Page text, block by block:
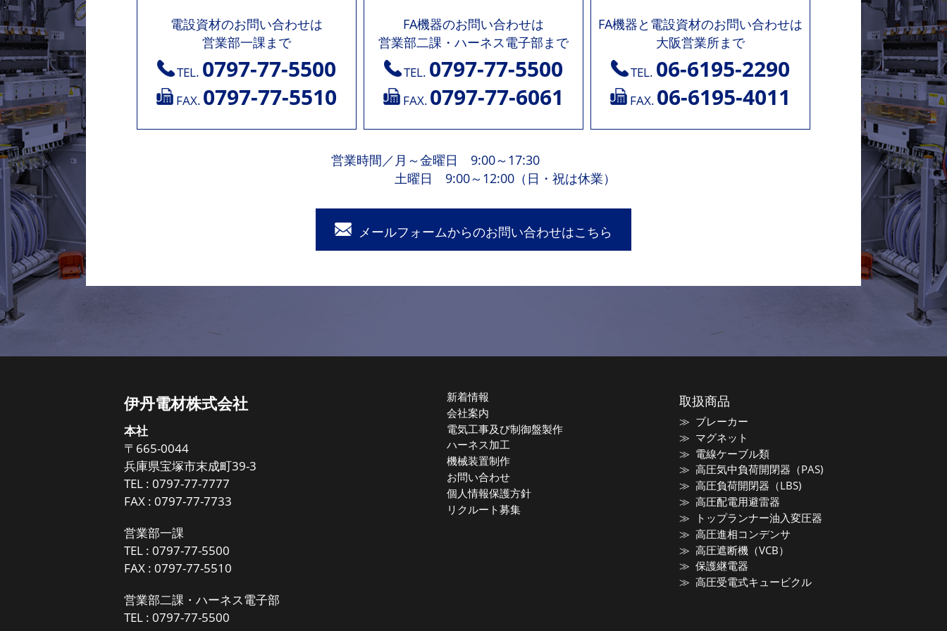
電設資材のお問い合わせは
営業部一課まで
TEL. 0797-77-5500
FAX. 0797-77-5510
FA機器のお問い合わせは
営業部二課・ハーネス電子部まで
TEL. 0797-77-5500
FAX. 0797-77-6061
FA機器と電設資材のお問い合わせは
大阪営業所まで
TEL. 06-6195-2290
FAX. 06-6195-4011
営業時間 ／ 月～金曜日 9:00～17:30
土曜日 9:00～12:00（日・祝は休業）
メールフォームからのお問い合わせはこちら
伊丹電材株式会社
本社
〒665-0044
兵庫県宝塚市末成町39-3
TEL :0797-77-7777
FAX : 0797-77-7733
営業部一課
TEL :0797-77-5500
FAX : 0797-77-5510
営業部二課・ハーネス電子部
TEL :0797-77-5500
新着情報
会社案内
電気工事及び制御盤製作
ハーネス加工
機械装置制作
お問い合わせ
個人情報保護方針
リクルート募集
取扱商品
ブレーカー
マグネット
電線ケーブル類
高圧気中負荷開閉器（PAS)
高圧負荷開閉器（LBS)
高圧配電用避雷器
トップランナー油入変圧器
高圧進相コンデンサ
高圧遮断機（VCB）
保護継電器
高圧受電式キュービクル